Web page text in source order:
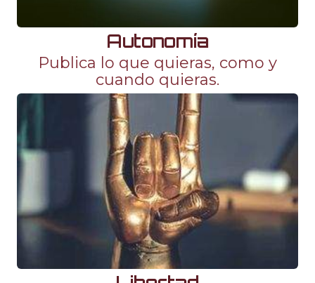
Autonomía
Publica lo que quieras, como y
cuando quieras.